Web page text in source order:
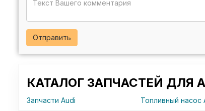
Отправить
КАТАЛОГ ЗАПЧАСТЕЙ ДЛЯ
Запчасти Audi Топливный насос